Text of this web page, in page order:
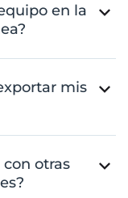
en la
mis
otras